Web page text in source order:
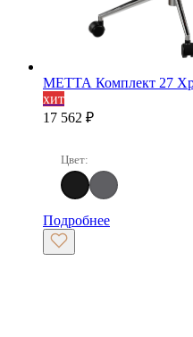
МЕТТА Комплект 27
хит
17 562 ₽
Цвет:
Черный Темно-серый
Подробнее